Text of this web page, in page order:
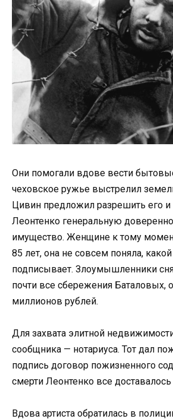
Они помогали вдове вести
чеховское ружье выстрелил
Цивин предложил разрешить его и
Леонтенко генеральную
имущество. Женщине к тому
85 лет, она не совсем поняла,
подписывает. Злоумышленники
почти все сбережения Баталовых,
миллионов рублей.
Для захвата элитной
сообщника — нотариуса. Тот дал
подпись договор пожизненного
смерти Леонтенко все
Вдова артиста обратилась в